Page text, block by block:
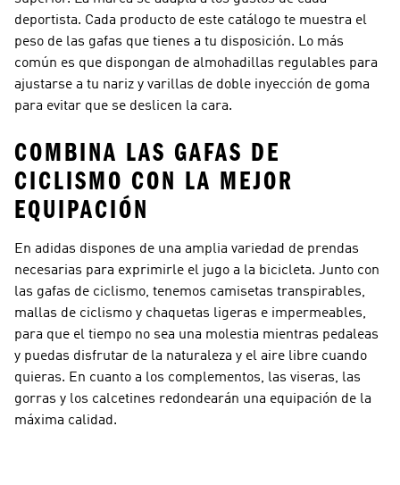
deportista. Cada producto de este catálogo te muestra el
peso de las gafas que tienes a tu disposición. Lo más
común es que dispongan de almohadillas regulables para
ajustarse a tu nariz y varillas de doble inyección de goma
para evitar que se deslicen la cara.
COMBINA LAS GAFAS DE
CICLISMO CON LA MEJOR
EQUIPACIÓN
En adidas dispones de una amplia variedad de prendas
necesarias para exprimirle el jugo a la bicicleta. Junto con
las gafas de ciclismo, tenemos camisetas transpirables,
mallas de ciclismo y chaquetas ligeras e impermeables,
para que el tiempo no sea una molestia mientras pedaleas
y puedas disfrutar de la naturaleza y el aire libre cuando
quieras. En cuanto a los complementos, las viseras, las
gorras y los calcetines redondearán una equipación de la
máxima calidad.